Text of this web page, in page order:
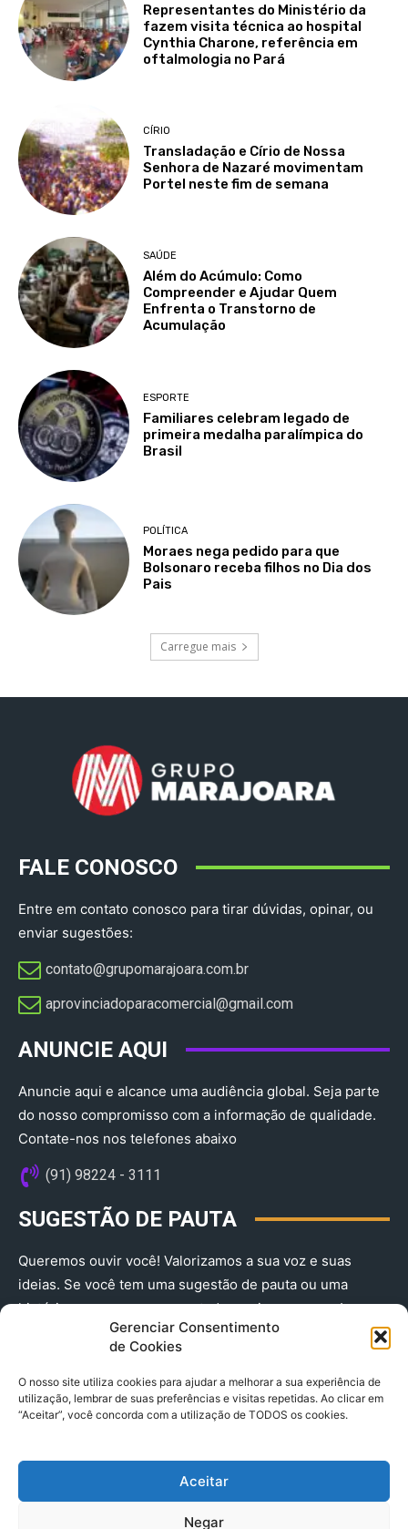
Gerenciar Consentimento
de Cookies
O nosso site utiliza cookies para ajudar a melhorar a sua experiência de
utilização, lembrar de suas preferências e visitas repetidas. Ao clicar em
“Aceitar”, você concorda com a utilização de TODOS os cookies.
Aceitar
Negar
Representantes do Ministério da
fazem visita técnica ao hospital
Cynthia Charone, referência em
oftalmologia no Pará
CÍRIO
Transladação e Círio de Nossa
Senhora de Nazaré movimentam
Portel neste fim de semana
SAÚDE
Além do Acúmulo: Como
Compreender e Ajudar Quem
Enfrenta o Transtorno de
Acumulação
ESPORTE
Familiares celebram legado de
primeira medalha paralímpica do
Brasil
POLÍTICA
Moraes nega pedido para que
Bolsonaro receba filhos no Dia dos
Pais
Carregue mais
FALE CONOSCO
Entre em contato conosco para tirar dúvidas, opinar, ou
enviar sugestões:
contato@grupomarajoara.com.br
aprovinciadoparacomercial@gmail.com​
ANUNCIE AQUI
Anuncie aqui e alcance uma audiência global. Seja parte
do nosso compromisso com a informação de qualidade.
Contate-nos nos telefones abaixo
(91) 98224 - 3111
SUGESTÃO DE PAUTA
Queremos ouvir você! Valorizamos a sua voz e suas
ideias. Se você tem uma sugestão de pauta ou uma
história que merece ser contada, envie-nos agora!
(91) 98224 - 3111
© 2025 A Província do Pará CNPJ: 04.901.141/0001-36 End .
Trav. Quintino Bocaiuva 2301, Ed. Rogério Fernandez – Sala